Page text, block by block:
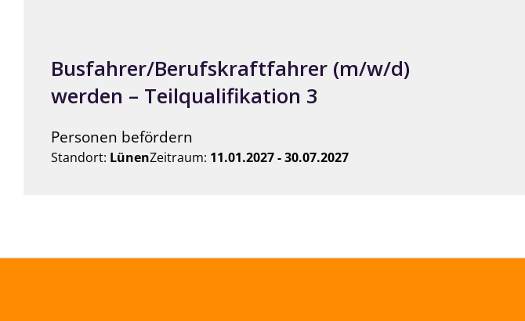
Busfahrer/Berufskraftfahrer (m/w/d)
werden – Teilqualifikation 3
Personen befördern
Standort: LünenZeitraum: 11.01.2027 - 30.07.2027